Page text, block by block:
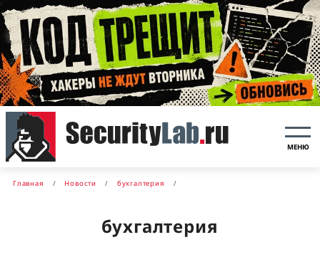
МЕНЮ
Главная Новости бухгалтерия
бухгалтерия